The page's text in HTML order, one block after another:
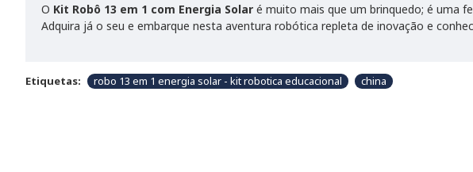
O Kit Robô 13 em 1 com Energia Solar é muito mais que um brinquedo; é uma
Adquira já o seu e embarque nesta aventura robótica repleta de inovação e
Etiquetas: robo 13 em 1 energia solar - kit robotica educacional china